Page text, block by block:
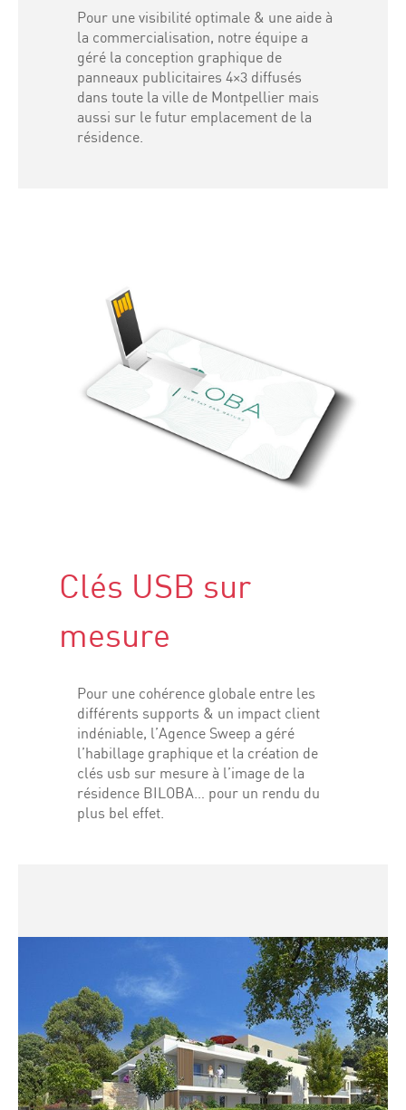
Pour une visibilité optimale & une aide à
la commercialisation, notre équipe a
géré la conception graphique de
panneaux publicitaires 4×3 diffusés
dans toute la ville de Montpellier mais
aussi sur le futur emplacement de la
résidence.
Clés USB sur
mesure
Pour une cohérence globale entre les
différents supports & un impact client
indéniable, l’Agence Sweep a géré
l’habillage graphique et la création de
clés usb sur mesure à l’image de la
résidence BILOBA… pour un rendu du
plus bel effet.